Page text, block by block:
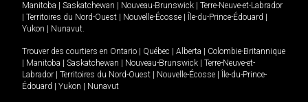
Manitoba
Saskatchewan Nouveau-Brunswick
Terre-Neuve-et-Labrador
Territoires du Nord-Ouest Nouvelle-Écosse Île-du-Prince-Édouard
Yukon
Nunavut.
Trouver des courtiers en Ontario Québec Alberta
Colombie-Britannique
Manitoba Saskatchewan Nouveau-Brunswick
Terre-Neuve-et-
Labrador
Territoires du Nord-Ouest Nouvelle-Écosse
Île-du-Prince-
Édouard
Yukon Nunavut